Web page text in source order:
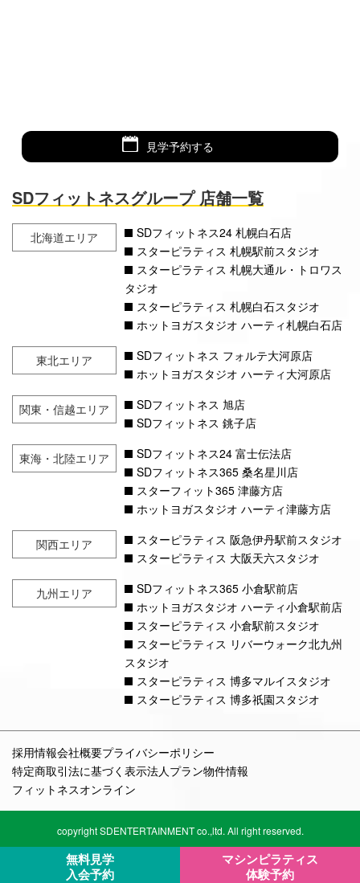
見学予約する
SDフィットネスグループ 店舗一覧
北海道エリア
SDフィットネス24 札幌白石店
スターピラティス 札幌駅前スタジオ
スターピラティス 札幌大通ル・トロワス
タジオ
スターピラティス 札幌白石スタジオ
ホットヨガスタジオ ハーティ札幌白石店
東北エリア
SDフィットネス フォルテ大河原店
ホットヨガスタジオ ハーティ大河原店
関東・信越エリア
SDフィットネス 旭店
SDフィットネス 銚子店
東海・北陸エリア
SDフィットネス24 富士伝法店
SDフィットネス365 桑名星川店
スターフィット365 津藤方店
ホットヨガスタジオ ハーティ津藤方店
関西エリア
スターピラティス 阪急伊丹駅前スタジオ
スターピラティス 大阪天六スタジオ
九州エリア
SDフィットネス365 小倉駅前店
ホットヨガスタジオ ハーティ小倉駅前店
スターピラティス 小倉駅前スタジオ
スターピラティス リバーウォーク北九州
スタジオ
スターピラティス 博多マルイスタジオ
スターピラティス 博多祇園スタジオ
採用情報会社概要プライバシーポリシー
特定商取引法に基づく表示法人プラン物件情報
フィットネスオンライン
copyright SDENTERTAINMENT co.,ltd. All right reserved.
無料見学
入会予約
マシンピラティス
体験予約